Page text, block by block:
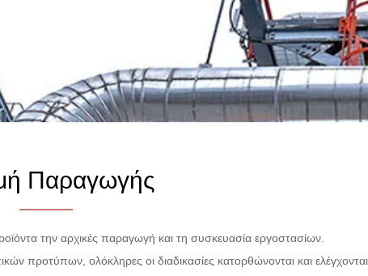
Παραγωγής
την αρχικές παραγωγή και τη συσκευασία εργοστασίων.
προτύπων, ολόκληρες οι διαδικασίες κατορθώνονται και